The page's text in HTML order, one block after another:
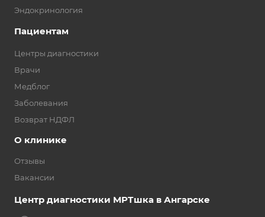
Эндокринология
Пациентам
Центры диагностики
Врачи
Медблог
Заболевания
Возврат НДФЛ
О клинике
Отзывы
Вакансии
Центр диагностики МРТшка в Ангарске